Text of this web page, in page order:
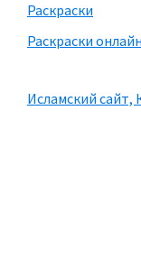
Раскраски
Раскраски онлайн
Исламский сайт,